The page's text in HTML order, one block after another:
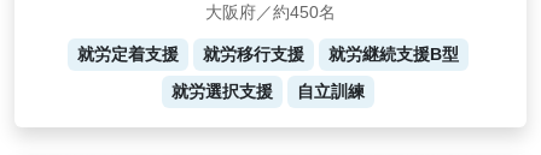
大阪府／約450名
就労定着支援 就労移行支援
就労継続支援B型
就労選択支援
自立訓練